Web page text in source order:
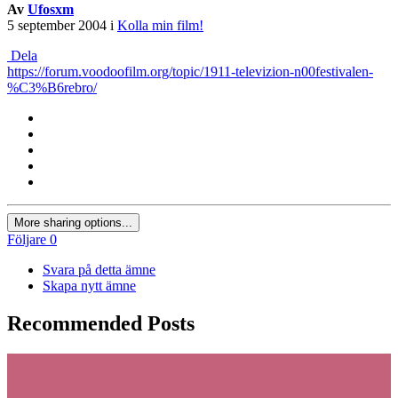
Av Ufosxm
5 september 2004 i Kolla min film!
Dela
https://forum.voodoofilm.org/topic/1911-televizion-n00festivalen-
%C3%B6rebro/
More sharing options...
Följare 0
Svara på detta ämne
Skapa nytt ämne
Recommended Posts